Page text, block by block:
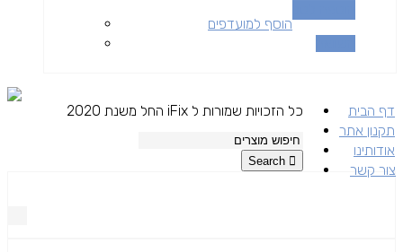
הוסף למועדפים
דף הבית
תקנון אתר
אודותינו
צור קשר
כל הזכויות שמורות ל iFix החל משנת 2020
Search